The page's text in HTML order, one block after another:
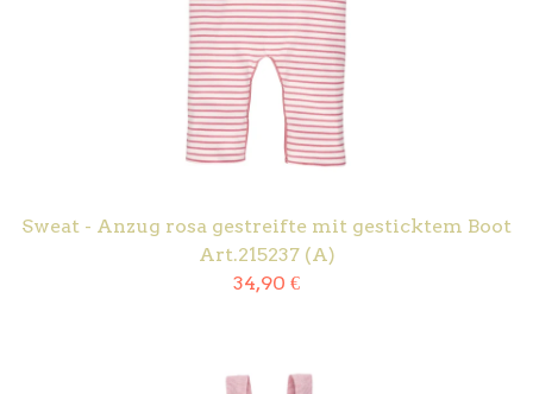
Sweat - Anzug rosa gestreifte mit gesticktem Boot
Art.215237 (A)
34,90 €